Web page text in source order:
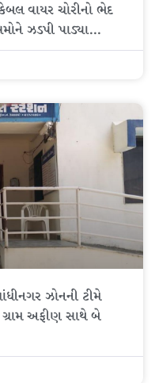
વાયર ચોરીનો ભેદ
ઝડપી પાડ્યા…
ઝોનની ટીમે
અફીણ સાથે બે